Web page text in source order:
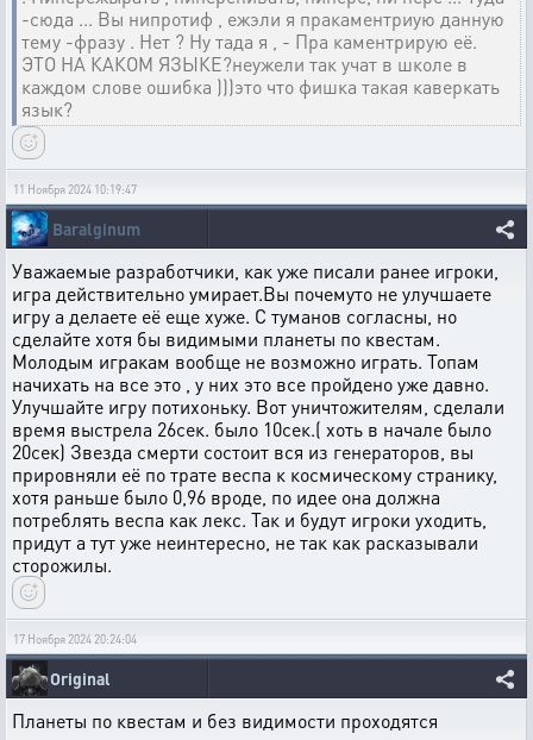
-сюда ... Вы нипротиф , ежэли я пракаментриую данную
тему -фразу . Нет ? Ну тада я , - Пра каментрирую её.
ЭТО НА КАКОМ ЯЗЫКЕ?неужели так учат в школе в
каждом слове ошибка )))это что фишка такая каверкать
язык?
11 Ноября 2024 10:19:47
Baralginum
Уважаемые разработчики, как уже писали ранее игроки,
игра действительно умирает.Вы почемуто не улучшаете
игру а делаете её еще хуже. С туманов согласны, но
сделайте хотя бы видимыми планеты по квестам.
Молодым игракам вообще не возможно играть. Топам
начихать на все это , у них это все пройдено уже давно.
Улучшайте игру потихоньку. Вот уничтожителям, сделали
время выстрела 26сек. было 10сек.( хоть в начале было
20сек) Звезда смерти состоит вся из генераторов, вы
прировняли её по трате веспа к космическому странику,
хотя раньше было 0,96 вроде, по идее она должна
потреблять веспа как лекс. Так и будут игроки уходить,
придут а тут уже неинтересно, не так как расказывали
сторожилы.
17 Ноября 2024 20:24:04
Original
Планеты по квестам и без видимости проходятся